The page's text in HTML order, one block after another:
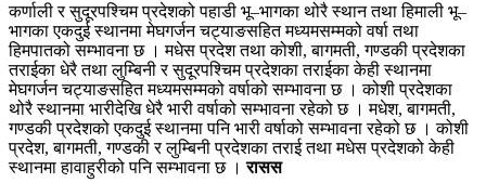
कर्णाली र सुदूरपश्चिम प्रदेशको पहाडी भू–भागका थोरै स्थान तथा हिमाली भू–
भागका एकदुई स्थानमा मेघगर्जन चट्याङसहित मध्यमसम्मको वर्षा तथा
हिमपातको सम्भावना छ । मधेस प्रदेश तथा कोशी, बागमती, गण्डकी प्रदेशका
तराईका धेरै तथा लुम्बिनी र सुदूरपश्चिम प्रदेशका तराईका केही स्थानमा
मेघगर्जन चट्याङसहित मध्यमसम्मको वर्षाको सम्भावना छ । कोशी प्रदेशका
थोरै स्थानमा भारीदेखि धेरै भारी वर्षाको सम्भावना रहेको छ । मधेश, बागमती,
गण्डकी प्रदेशको एकदुई स्थानमा पनि भारी वर्षाको सम्भावना रहेको छ । कोशी
प्रदेश, बागमती, गण्डकी र लुम्बिनी प्रदेशका तराई तथा मधेस प्रदेशको केही
स्थानमा हावाहुरीको पनि सम्भावना छ ।रासस